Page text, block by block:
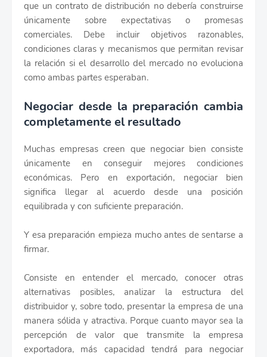
que un contrato de distribución no debería construirse
únicamente sobre expectativas o promesas
comerciales. Debe incluir objetivos razonables,
condiciones claras y mecanismos que permitan revisar
la relación si el desarrollo del mercado no evoluciona
como ambas partes esperaban.
Negociar desde la preparación cambia
completamente el resultado
Muchas empresas creen que negociar bien consiste
únicamente en conseguir mejores condiciones
económicas. Pero en exportación, negociar bien
significa llegar al acuerdo desde una posición
equilibrada y con suficiente preparación.
Y esa preparación empieza mucho antes de sentarse a
firmar.
Consiste en entender el mercado, conocer otras
alternativas posibles, analizar la estructura del
distribuidor y, sobre todo, presentar la empresa de una
manera sólida y atractiva. Porque cuanto mayor sea la
percepción de valor que transmite la empresa
exportadora, más capacidad tendrá para negociar